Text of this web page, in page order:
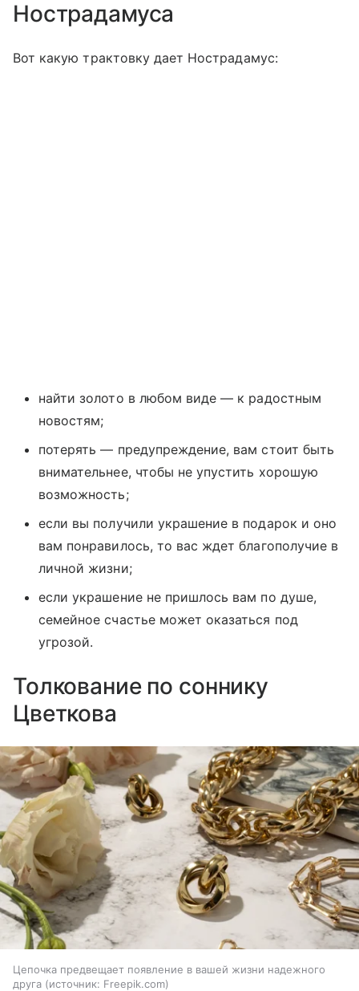
Нострадамуса
Вот какую трактовку дает Нострадамус:
найти золото в любом виде — к радостным
новостям;
потерять — предупреждение, вам стоит быть
внимательнее, чтобы не упустить хорошую
возможность;
если вы получили украшение в подарок и оно
вам понравилось, то вас ждет благополучие в
личной жизни;
если украшение не пришлось вам по душе,
семейное счастье может оказаться под
угрозой.
Толкование по соннику
Цветкова
Цепочка предвещает появление в вашей жизни надежного
друга
источник: Freepik.com